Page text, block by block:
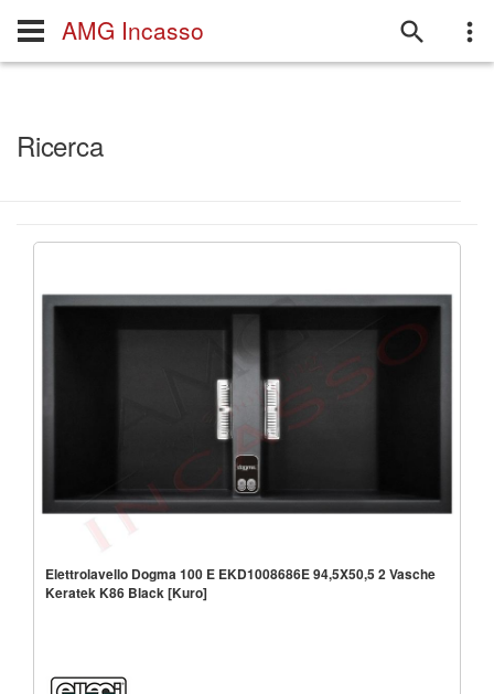
AMG Incasso
Ricerca
Elettrolavello Dogma 100 E EKD1008686E 94,5X50,5 2 Vasche
Keratek K86 Black [Kuro]